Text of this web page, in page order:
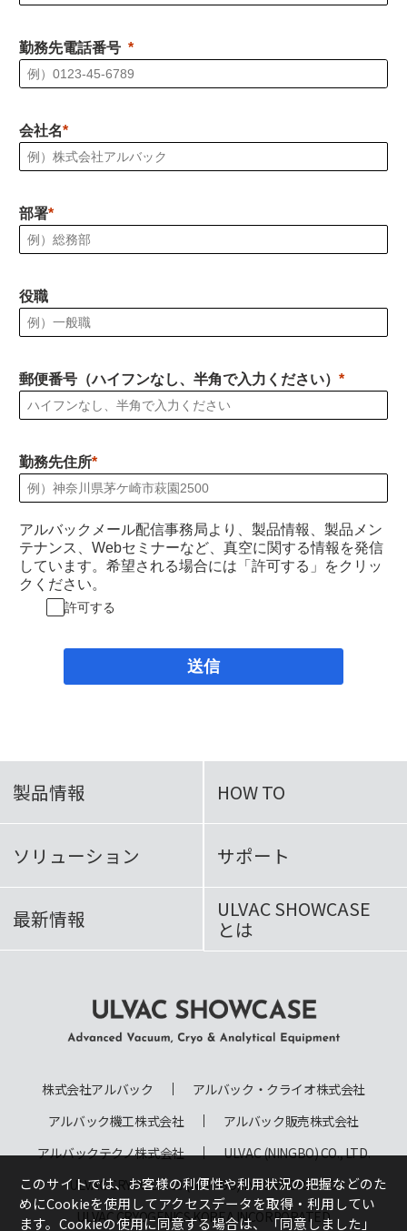
勤務先電話番号
会社名
部署
役職
郵便番号（ハイフンなし、半角で入力ください）
勤務先住所
アルバックメール配信事務局より、製品情報、製品メン
テナンス、Webセミナーなど、真空に関する情報を発信
しています。希望される場合には「許可する」をクリッ
クください。
許可する
送信
製品情報 HOW TO
ソリューション サポート
最新情報 ULVAC SHOWCASE
とは
Vacuum, Cryo & Analytical
Equipment
株式会社アルバック
アルバック・クライオ株式会社
アルバック機工株式会社
アルバック販売株式会社
アルバックテクノ株式会社
ULVAC (NINGBO) CO., LTD.
ULVAC CRYOGENICS (NINGBO) INCORPORATED
ULVAC CRYOGENICS KOREA INCORPORATED
このサイトでは、お客様の利便性や利用状況の把握などのた
めにCookieを使用してアクセスデータを取得・利用してい
ます。Cookieの使用に同意する場合は、「同意しました」